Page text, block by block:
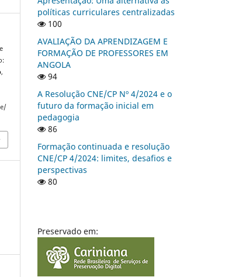
,
políticas curriculares centralizadas
100
AVALIAÇÃO DA APRENDIZAGEM E
FORMAÇÃO DE PROFESSORES EM
ANGOLA
94
A Resolução CNE/CP Nº 4/2024 e o
futuro da formação inicial em
pedagogia
86
Formação continuada e resolução
CNE/CP 4/2024: limites, desafios e
perspectivas
80
Preservado em: